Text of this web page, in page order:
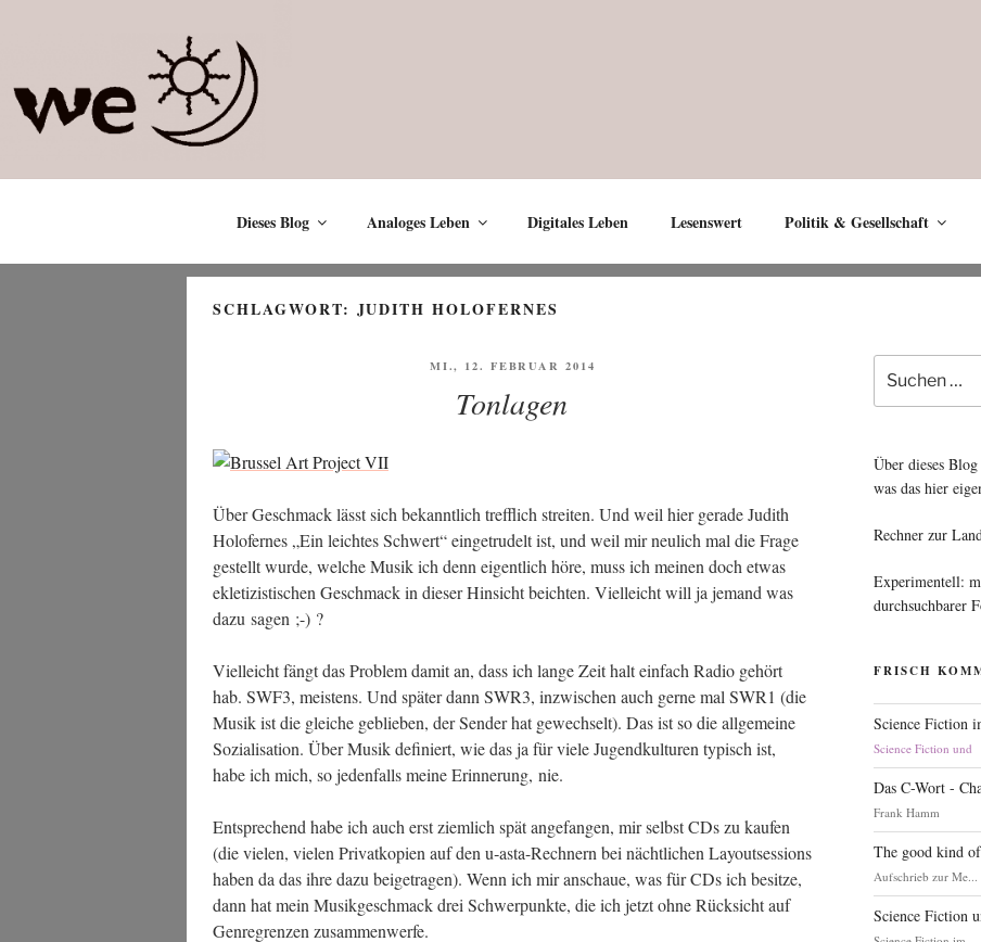
Dieses Blog Analoges Leben Digitales Leben Lesenswert Politik & Gesellschaft
SCHLAGWORT: JUDITH HOLOFERNES
VERÖFFENTLICHT
MI., 12. FEBRUAR 2014
Tonlagen
Über Geschmack lässt sich bekannt­lich treff­lich strei­ten. Und weil hier gera­de Judith
Holo­fer­nes „Ein leich­tes Schwert“ ein­ge­tru­delt ist, und weil mir neu­lich mal die Fra­ge
gestellt wur­de, wel­che Musik ich denn eigent­lich höre, muss ich mei­nen doch etwas
ekle­ti­zis­ti­schen Geschmack in die­ser Hin­sicht beich­ten. Viel­leicht will ja jemand was
dazu sagen ;-) ?
Viel­leicht fängt das Pro­blem damit an, dass ich lan­ge Zeit halt ein­fach Radio gehört
hab. SWF3, meis­tens. Und spä­ter dann SWR3, inzwi­schen auch ger­ne mal SWR1 (die
Musik ist die glei­che geblie­ben, der Sen­der hat gewech­selt). Das ist so die all­ge­mei­ne
Sozia­li­sa­ti­on. Über Musik defi­niert, wie das ja für vie­le Jugend­kul­tu­ren typisch ist,
habe ich mich, so jeden­falls mei­ne Erin­ne­rung, nie.
Ent­spre­chend habe ich auch erst ziem­lich spät ange­fan­gen, mir selbst CDs zu kau­fen
(die vie­len, vie­len Pri­vat­ko­pien auf den u‑as­ta-Rech­nern bei nächt­li­chen Lay­out­ses­si­ons
haben da das ihre dazu bei­getra­gen). Wenn ich mir anschaue, was für CDs ich besit­ze,
dann hat mein Musik­ge­schmack drei Schwer­punk­te, die ich jetzt ohne Rück­sicht auf
Gen­re­gren­zen zusammenwerfe.
Suche
nach:
Über dieses
was das hier
Rechner zur
Experimentell:
durchsuchbarer
FRISCH
Science Fiction
Science Fiction und
Das C-Wort -
Frank Hamm
The good kind
Aufschrieb zur Me...
Science Fiction